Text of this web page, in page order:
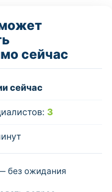
сейчас
сейчас
3
без ожидания